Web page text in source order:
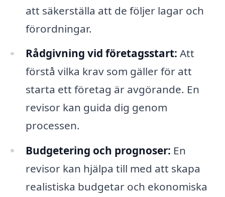
att säkerställa att de följer lagar och
förordningar.
Rådgivning vid företagsstart: Att
förstå vilka krav som gäller för att
starta ett företag är avgörande. En
revisor kan guida dig genom
processen.
Budgetering och prognoser: En
revisor kan hjälpa till med att skapa
realistiska budgetar och ekonomiska